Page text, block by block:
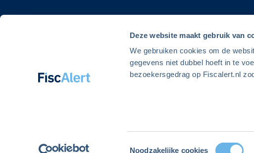
Deze website maakt gebruik van
We gebruiken cookies om de
gegevens niet dubbel hoeft in te
bezoekersgedrag op Fiscalert.nl
Noodzakelijke cookies